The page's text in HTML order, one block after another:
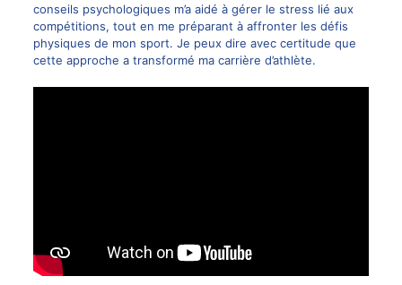
conseils psychologiques m’a aidé à gérer le stress lié aux
compétitions, tout en me préparant à affronter les défis
physiques de mon sport. Je peux dire avec certitude que
cette approche a transformé ma carrière d’athlète.